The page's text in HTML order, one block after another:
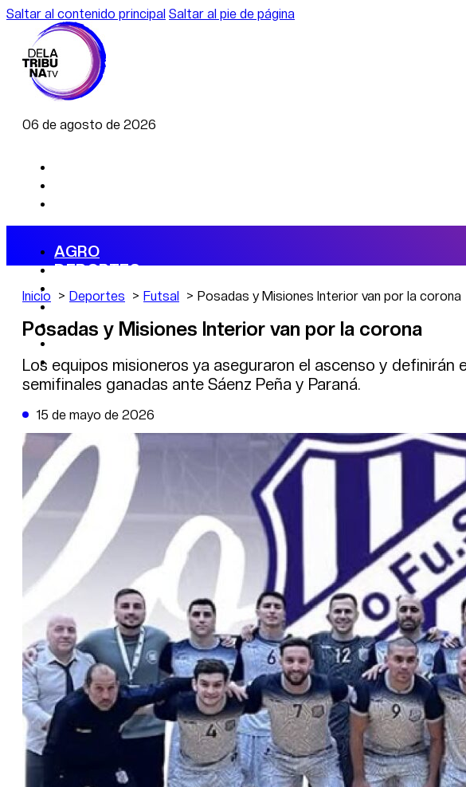
Saltar al contenido principal Saltar al pie de página
06 de agosto de 2026
AGRO
DEPORTES
ECONOMÍA
POLÍTICA
CAMBIO CLIMÁTICO
DATA FIRME
DE LA TRIBUNA TV
Inicio Deportes Futsal Posadas y Misiones Interior van por la corona
Posadas y Misiones Interior van por la corona
Los equipos misioneros ya aseguraron el ascenso y definirán
semifinales ganadas ante Sáenz Peña y Paraná.
15 de mayo de 2026